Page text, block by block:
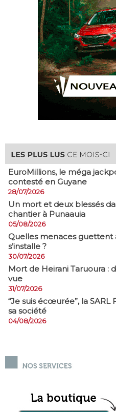
EuroMillions, ​le méga
contesté en Guyane
28/07/2026
​Un mort et deux blessés
chantier à Punaauia
05/08/2026
Quelles menaces guettent
s’installe ?
30/07/2026
Mort de Heirani Taruoura :
vue
31/07/2026
​“Je suis écœurée”, la
sa société
04/08/2026